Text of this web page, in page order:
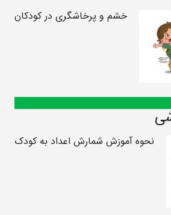
خشم و پرخاشگری در کودکان
نحوه آموزش شمارش اعداد به کودک